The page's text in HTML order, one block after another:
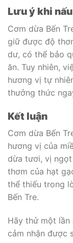
Lưu ý khi
Cơm dừa Bến
giữ được độ
dư, có thể bảo
ăn. Tuy nhiên,
hương vị tự
thưởng thức
Kết luận
Cơm dừa Bến
hương vị của
dừa tươi, vị
thơm của hạt
thể thiếu trong
Bến Tre.
Hãy thử một
cảm nhận được